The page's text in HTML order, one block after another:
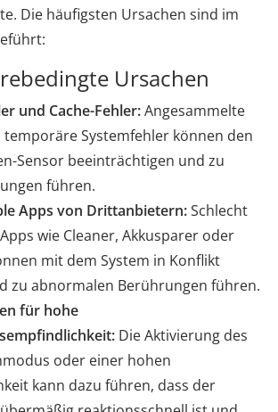
Die häufigsten Ursachen sind im
Ursachen
und Cache-Fehler:Angesammelte
temporäre Systemfehler können den
Sensor beeinträchtigen und zu
führen.
Apps von Drittanbietern:Schlecht
wie Cleaner, Akkusparer oder
mit dem System in Konflikt
zu abnormalen Berührungen führen.
für hohe
Die Aktivierung des
oder einer hohen
kann dazu führen, dass der